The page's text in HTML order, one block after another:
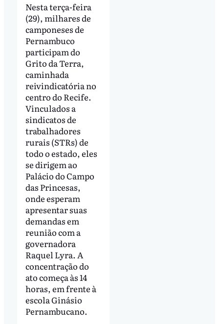
Nesta terça-feira
(29), milhares de
camponeses de
Pernambuco
participam do
Grito da Terra,
caminhada
reivindicatória no
centro do Recife.
Vinculados a
sindicatos de
trabalhadores
rurais (STRs) de
todo o estado, eles
se dirigem ao
Palácio do Campo
das Princesas,
onde esperam
apresentar suas
demandas em
reunião com a
governadora
Raquel Lyra. A
concentração do
ato começa às 14
horas, em frente à
escola Ginásio
Pernambucano.